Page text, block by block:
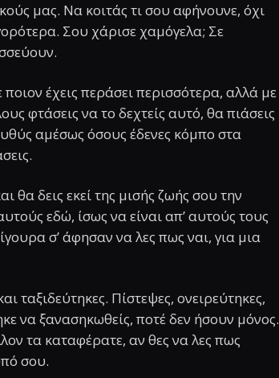
μας. Να κοιτάς τι σου αφήνουνε, όχι
Σου χάρισε χαμόγελα; Σε
έχεις περάσει περισσότερα, αλλά με
φτάσεις να το δεχτείς αυτό, θα πιάσεις
αμέσως όσους έδενες κόμπο στα
θα δεις εκεί της μισής ζωής σου την
εδώ, ίσως να είναι απ’ αυτούς τους
σ’ άφησαν να λες πως ναι, για μια
ταξιδεύτηκες. Πίστεψες, ονειρεύτηκες,
να ξανασηκωθείς, ποτέ δεν ήσουν μόνος.
τα καταφέρατε, αν θες να λες πως
σου.